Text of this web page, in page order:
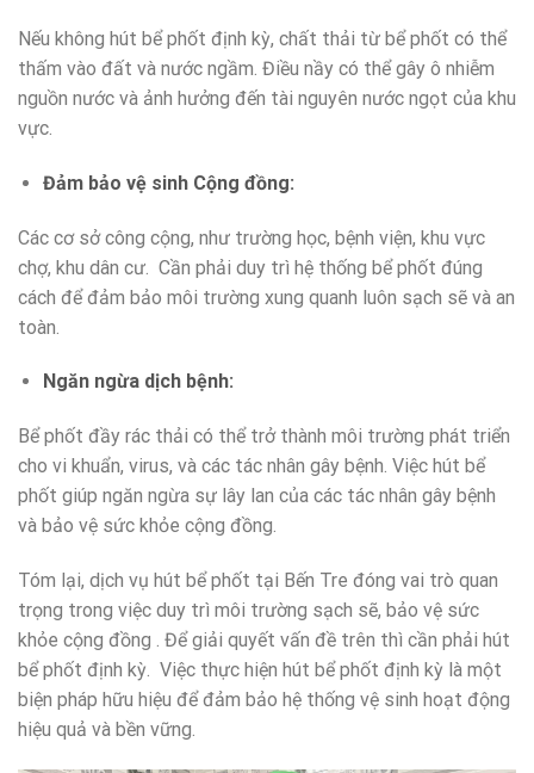
Nếu không hút bể phốt định kỳ, chất thải từ bể phốt có thể
thấm vào đất và nước ngầm. Điều nầy có thể gây ô nhiễm
nguồn nước và ảnh hưởng đến tài nguyên nước ngọt của khu
vực.
Đảm bảo vệ sinh Cộng đồng:
Các cơ sở công cộng, như trường học, bệnh viện, khu vực
chợ, khu dân cư. Cần phải duy trì hệ thống bể phốt đúng
cách để đảm bảo môi trường xung quanh luôn sạch sẽ và an
toàn.
Ngăn ngừa dịch bệnh:
Bể phốt đầy rác thải có thể trở thành môi trường phát triển
cho vi khuẩn, virus, và các tác nhân gây bệnh. Việc hút bể
phốt giúp ngăn ngừa sự lây lan của các tác nhân gây bệnh
và bảo vệ sức khỏe cộng đồng.
Tóm lại, dịch vụ hút bể phốt tại Bến Tre đóng vai trò quan
trọng trong việc duy trì môi trường sạch sẽ, bảo vệ sức
khỏe cộng đồng . Để giải quyết vấn đề trên thì cần phải hút
bể phốt định kỳ. Việc thực hiện hút bể phốt định kỳ là một
biện pháp hữu hiệu để đảm bảo hệ thống vệ sinh hoạt động
hiệu quả và bền vững.